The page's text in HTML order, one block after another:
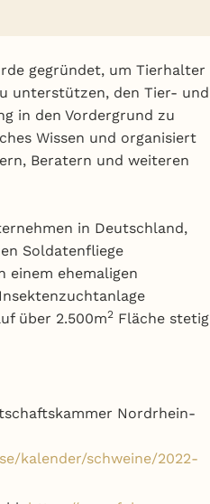
gegründet, um Tierhalter
unterstützen, den Tier- und
in den Vordergrund zu
Wissen und organisiert
Beratern und weiteren
in Deutschland,
Soldatenfliege
einem ehemaligen
über 2.500m2Fläche stetig
Nordrhein-
kalender/schweine/2022-